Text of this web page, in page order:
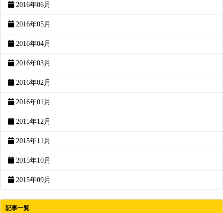
2016年06月
2016年05月
2016年04月
2016年03月
2016年02月
2016年01月
2015年12月
2015年11月
2015年10月
2015年09月
記事一覧